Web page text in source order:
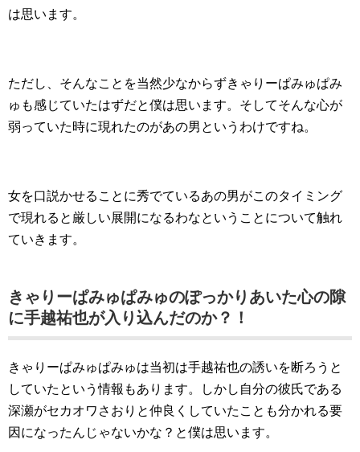
は思います。
ただし、そんなことを当然少なからずきゃりーぱみゅぱみ
ゅも感じていたはずだと僕は思います。そしてそんな心が
弱っていた時に現れたのがあの男というわけですね。
女を口説かせることに秀でているあの男がこのタイミング
で現れると厳しい展開になるわなということについて触れ
ていきます。
きゃりーぱみゅぱみゅのぽっかりあいた心の隙
に手越祐也が入り込んだのか？！
きゃりーぱみゅぱみゅは当初は手越祐也の誘いを断ろうと
していたという情報もあります。しかし自分の彼氏である
深瀬がセカオワさおりと仲良くしていたことも分かれる要
因になったんじゃないかな？と僕は思います。